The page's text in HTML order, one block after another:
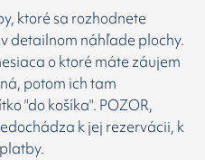
ktoré sa rozhodnete
detailnom náhľade plochy.
o ktoré máte záujem
potom ich tam
"do košíka". POZOR,
k jej rezervácii, k